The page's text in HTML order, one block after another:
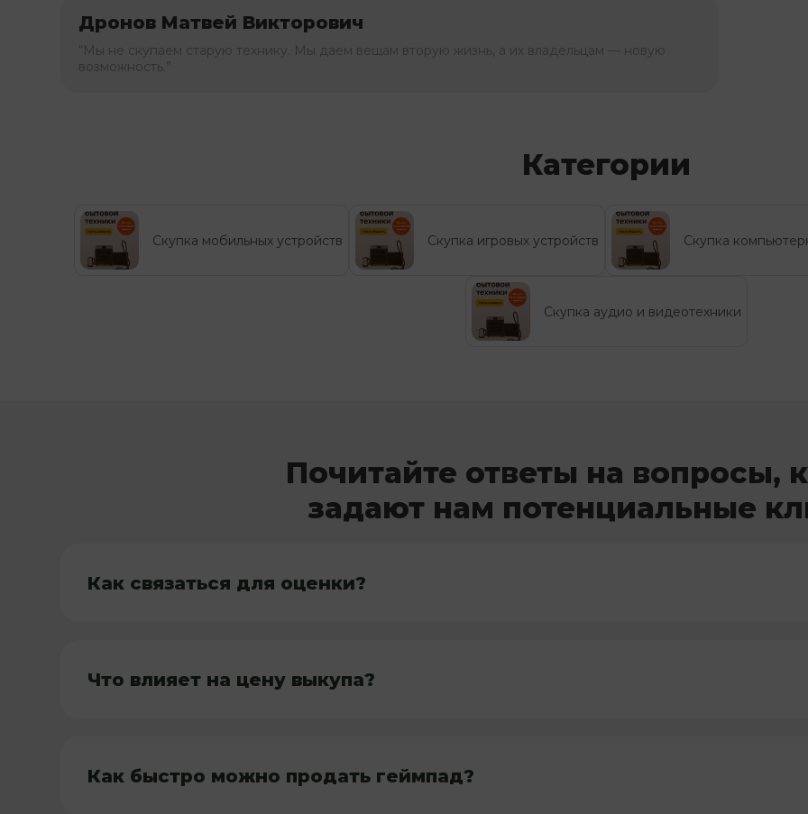
Дронов Матвей Викторович
“Мы не скупаем старую технику. Мы даем вещам вторую жизнь, а их владельцам — новую
возможность.”
Категории
Скупка мобильных устройств Скупка игровых устройств Скупка
Скупка аудио и видеотехники
Почитайте ответы на вопросы,
задают нам потенциальные
Как связаться для оценки?
Что влияет на цену выкупа?
Как быстро можно продать геймпад?